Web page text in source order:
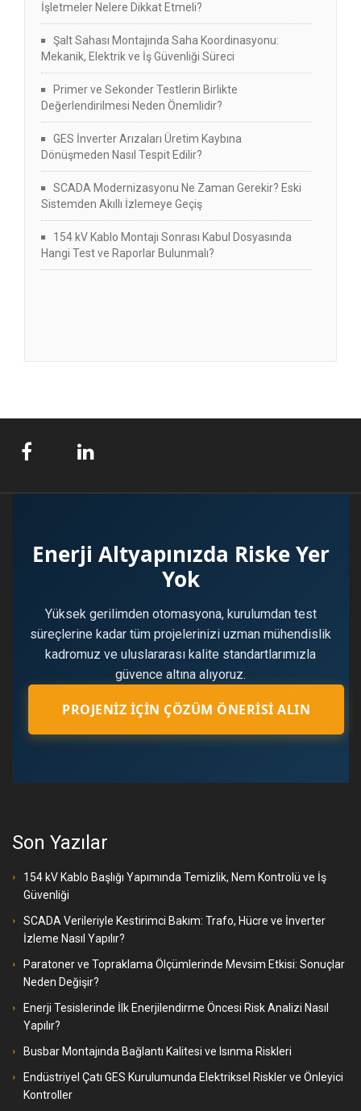
İşletmeler Nelere Dikkat Etmeli?
Şalt Sahası Montajında Saha Koordinasyonu:
Mekanik, Elektrik ve İş Güvenliği Süreci
Primer ve Sekonder Testlerin Birlikte
Değerlendirilmesi Neden Önemlidir?
GES İnverter Arızaları Üretim Kaybına
Dönüşmeden Nasıl Tespit Edilir?
SCADA Modernizasyonu Ne Zaman Gerekir? Eski
Sistemden Akıllı İzlemeye Geçiş
154 kV Kablo Montajı Sonrası Kabul Dosyasında
Hangi Test ve Raporlar Bulunmalı?
Enerji Altyapınızda Riske Yer
Yok
Yüksek gerilimden otomasyona, kurulumdan test
süreçlerine kadar tüm projelerinizi uzman mühendislik
kadromuz ve uluslararası kalite standartlarımızla
güvence altına alıyoruz.
PROJENIZ İÇIN ÇÖZÜM ÖNERISI ALIN
Son Yazılar
154 kV Kablo Başlığı Yapımında Temizlik, Nem Kontrolü ve İş
Güvenliği
SCADA Verileriyle Kestirimci Bakım: Trafo, Hücre ve İnverter
İzleme Nasıl Yapılır?
Paratoner ve Topraklama Ölçümlerinde Mevsim Etkisi: Sonuçlar
Neden Değişir?
Enerji Tesislerinde İlk Enerjilendirme Öncesi Risk Analizi Nasıl
Yapılır?
Busbar Montajında Bağlantı Kalitesi ve Isınma Riskleri
Endüstriyel Çatı GES Kurulumunda Elektriksel Riskler ve Önleyici
Kontroller